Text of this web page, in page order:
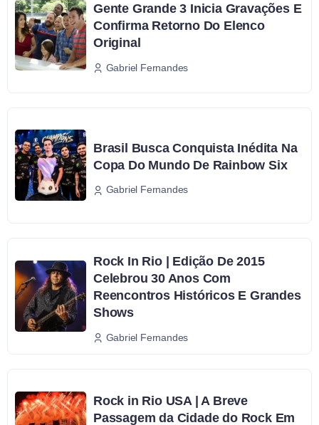
Gente Grande 3 Inicia Gravações E
Confirma Retorno Do Elenco
Original
Gabriel Fernandes
Brasil Busca Conquista Inédita Na
Copa Do Mundo De Rainbow Six
Gabriel Fernandes
Rock In Rio | Edição De 2015
Celebrou 30 Anos Com
Reencontros Históricos E Grandes
Shows
Gabriel Fernandes
Rock in Rio USA | A Breve
Passagem da Cidade do Rock Em